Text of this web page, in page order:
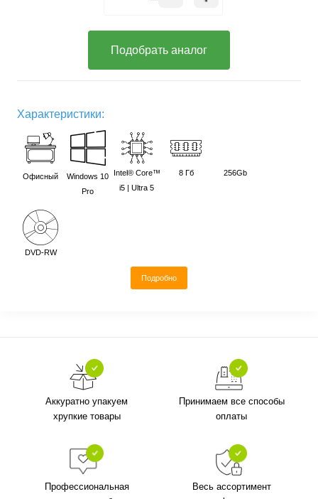
Подобрать аналог
Характеристики:
Офисный
Windows 10
Pro
Intel® Core™
i5 | Ultra 5
8 Гб 256Gb
DVD-RW
Подробно
Аккуратно упакуем
хрупкие товары
Принимаем все способы
оплаты
Профессиональная
Весь ассортимент